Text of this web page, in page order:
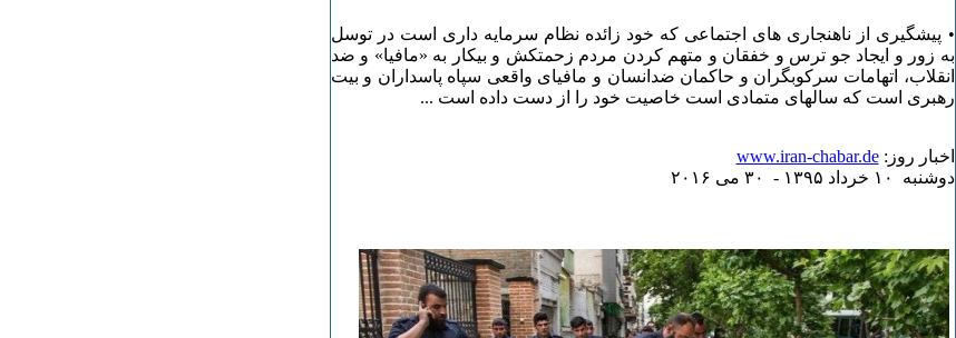
• پیشگیری از ناهنجاری های اجتماعی که خود زائده نظام سرمایه داری است در توسل
به زور و ایجاد جو ترس و خفقان و متهم کردن مردم زحمتکش و بیکار به «مافیا» و ضد
انقلاب، اتهامات سرکوبگران و حاکمان ضدانسان و مافیای واقعی سپاه پاسداران و بیت
رهبری است که سالهای متمادی است خاصیت خود را از دست داده است ...
اخبار روز:www.iran-chabar.de
دوشنبه ۱۰ خرداد ۱٣۹۵ - ٣۰ می ۲۰۱۶